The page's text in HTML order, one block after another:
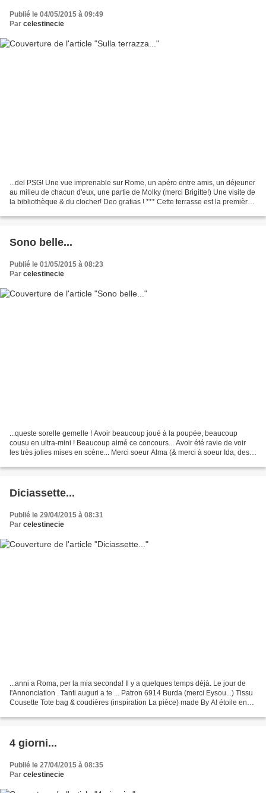
Publié le 04/05/2015 à 09:49
Par celestinecie
...del PSG! Une vue imprenable sur Rome, un apéro entre amis, un déjeuner
au milieu de chacun d'eux, une partie de Molky (merci Brigitte!) Une visite de
la bibliothèque & du clocher! Deo gratias ! *** Cette terrasse est la première
Sono belle...
Publié le 01/05/2015 à 08:23
Par celestinecie
...queste sorelle gemelle ! Avoir beaucoup joué à la poupée, beaucoup
cousu en ultra-mini ! Beaucoup aimé ce concours... Avoir été ravie de voir
les très jolies mises en scène... Merci soeur Alma (& merci à soeur Ida, des
Diciassette...
Publié le 29/04/2015 à 08:31
Par celestinecie
...anni a Roma, per la mia seconda! Il y a quelques temps déjà. Le jour de
l'Annonciation . Tanti auguri a te ... Patron 6914 Burda (merci Eysou...) Tissu
Cousette Tote bag & coudières (inspiration La pièce) made By A! étoile en
4 giorni...
Publié le 27/04/2015 à 08:35
Par celestinecie